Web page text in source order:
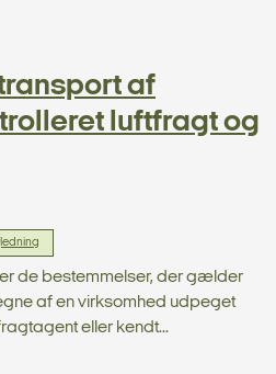
af
luftfragt og
de bestemmelser, der gælder
af en virksomhed udpeget
eller kendt...